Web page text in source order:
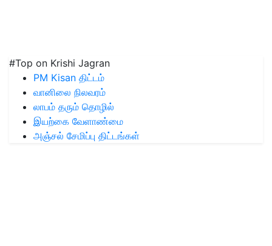
#Top on Krishi Jagran
PM Kisan திட்டம்
வானிலை நிலவரம்
லாபம் தரும் தொழில்
இயற்கை வேளாண்மை
அஞ்சல் சேமிப்பு திட்டங்கள்